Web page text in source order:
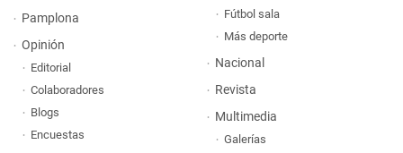
Pamplona
Opinión
Editorial
Colaboradores
Blogs
Encuestas
Fútbol sala
Más deporte
Nacional
Revista
Multimedia
Galerías